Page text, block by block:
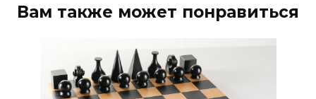
Вам также может понравиться